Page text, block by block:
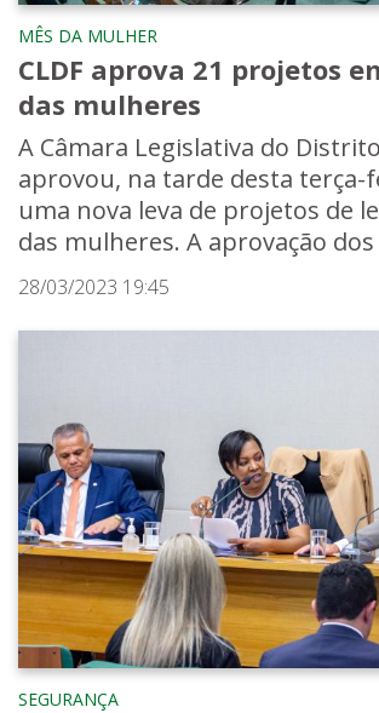
MÊS DA MULHER
CLDF aprova 21 projetos
das mulheres
A Câmara Legislativa do
aprovou, na tarde desta terça-
uma nova leva de projetos de
das mulheres. A aprovação
28/03/2023 19:45
SEGURANÇA